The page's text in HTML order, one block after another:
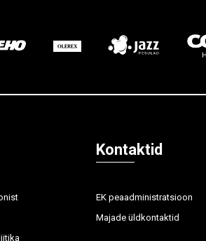
Kontaktid
EK peaadministratsioon
Majade üldkontaktid